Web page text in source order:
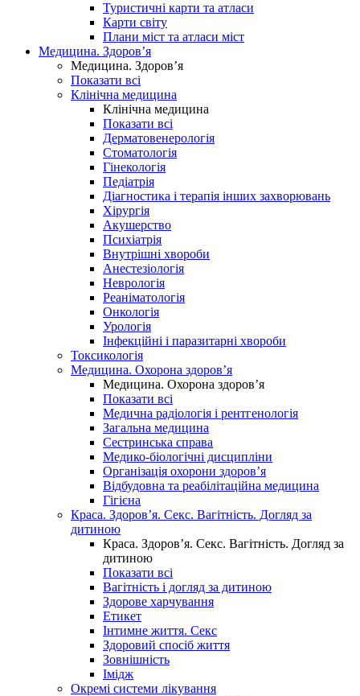
Туристичні карти та атласи
Карти світу
Плани міст та атласи міст
Медицина. Здоров’я
Медицина. Здоров’я
Показати всі
Клінічна медицина
Клінічна медицина
Показати всі
Дерматовенерологія
Стоматологія
Гінекологія
Педіатрія
Діагностика і терапія інших захворювань
Хірургія
Акушерство
Психіатрія
Внутрішні хвороби
Анестезіологія
Неврологія
Реаніматологія
Онкологія
Урологія
Інфекційні і паразитарні хвороби
Токсикологія
Медицина. Охорона здоров’я
Медицина. Охорона здоров’я
Показати всі
Медична радіологія і рентгенологія
Загальна медицина
Сестринська справа
Медико-біологічні дисципліни
Організація охорони здоров’я
Відбудовна та реабілітаційна медицина
Гігієна
Краса. Здоров’я. Секс. Вагітність. Догляд за
дитиною
Краса. Здоров’я. Секс. Вагітність. Догляд за
дитиною
Показати всі
Вагітність і догляд за дитиною
Здорове харчування
Етикет
Інтимне життя. Секс
Здоровий спосіб життя
Зовнішність
Імідж
Окремі системи лікування